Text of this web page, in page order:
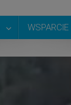
WSPARCIE